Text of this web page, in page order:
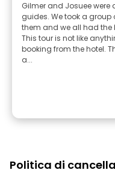
Gilmer and Josuee were
guides. We took a group
them and we all had the
This tour is not like
booking from the hotel. They made us
a...
Politica di